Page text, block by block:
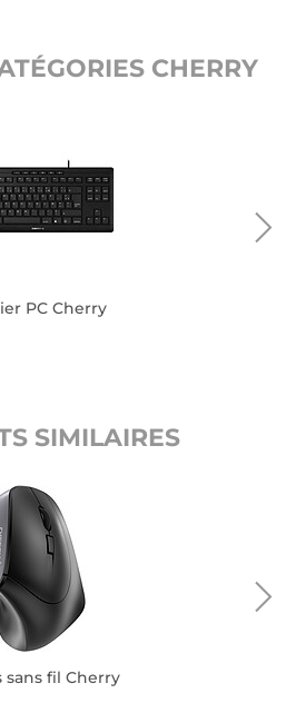
CHERRY
PC Cherry
SIMILAIRES
sans fil Cherry